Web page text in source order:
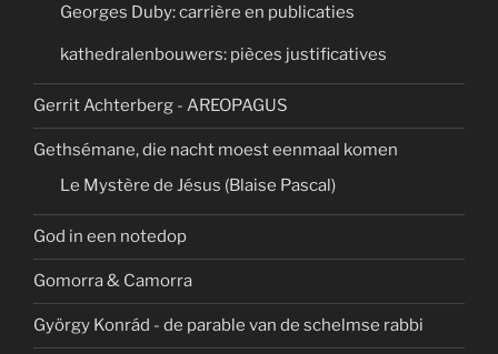
Georges Duby: carrière en publicaties
kathedralenbouwers: pièces justificatives
Gerrit Achterberg - AREOPAGUS
Gethsémane, die nacht moest eenmaal komen
Le Mystère de Jésus (Blaise Pascal)
God in een notedop
Gomorra & Camorra
György Konrád - de parable van de schelmse rabbi